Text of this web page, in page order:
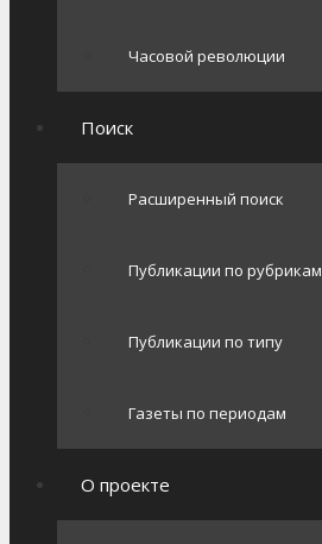
Часовой революции
Поиск
Расширенный поиск
Публикации по рубрикам
Публикации по типу
Газеты по периодам
О проекте